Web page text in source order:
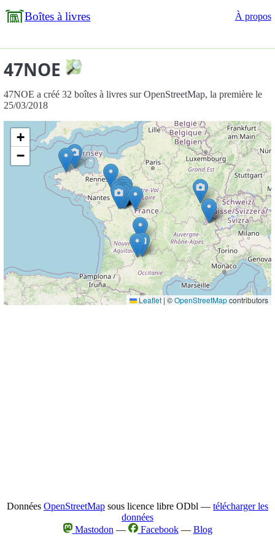
Boîtes à livres À propos
47NOE
47NOE a créé 32 boîtes à livres sur OpenStreetMap, la première le
25/03/2018
+
−
Leaflet | ©OpenStreetMapcontributors
Données OpenStreetMap sous licence libre ODbl — télécharger les
données
Mastodon — Facebook— Blog